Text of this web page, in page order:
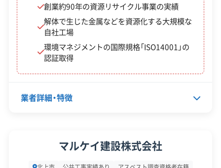
補助金の活用が鍵です。駅前再開発
の動きにも目を配りつつ、国道4号
線の渋滞や冬の厳しい気候にしっ
かり対応できる業者を選ぶことが、
対応工事
保有資格
産業廃棄物収集運搬業許可
安全対
ク管理
建設リサイクル届
近隣挨拶
創業約90年の資源リサイクル事業の実績
解体で生じた金属などを資源化する大規模な
自社工場
環境マネジメントの国際規格「ISO14001」の
認証取得
業者詳細・特徴
マルケイ建設株式会社